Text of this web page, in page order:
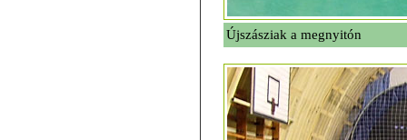
Újszásziak a megnyitón